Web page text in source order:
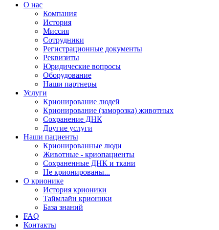
О нас
Компания
История
Миссия
Сотрудники
Регистрационные документы
Реквизиты
Юридические вопросы
Оборудование
Наши партнеры
Услуги
Крионирование людей
Крионирование (заморозка) животных
Сохранение ДНК
Другие услуги
Наши пациенты
Крионированные люди
Животные - криопациенты
Сохраненные ДНК и ткани
Не крионированы...
О крионике
История крионики
Таймлайн крионики
База знаний
FAQ
Контакты